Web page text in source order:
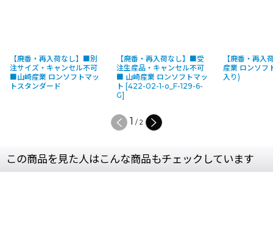
【廃番・再入荷なし】■別
注サイズ・キャンセル不可
■山崎産業 ロンソフトマッ
トスタンダード
【廃番・再入荷なし】■受
注生産品・キャンセル不可
■ 山崎産業 ロンソフトマッ
ト [422-02-1-o_F-129-6-
G]
【廃番・再入
産業 ロンソフ
入り)
2 /2
この商品を見た人はこんな商品もチェックしています